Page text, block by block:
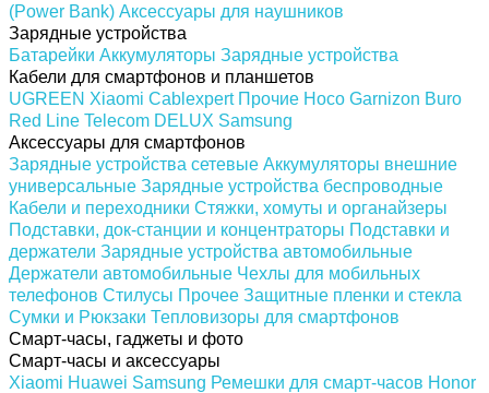
(Power Bank) Аксессуары для наушников
Зарядные устройства
Батарейки Аккумуляторы Зарядные устройства
Кабели для смартфонов и планшетов
UGREEN Xiaomi Cablexpert Прочие Hoco Garnizon Buro
Red Line Telecom DELUX Samsung
Аксессуары для смартфонов
Зарядные устройства сетевые Аккумуляторы внешние
универсальные Зарядные устройства беспроводные
Кабели и переходники Стяжки, хомуты и органайзеры
Подставки, док-станции и концентраторы Подставки и
держатели Зарядные устройства автомобильные
Держатели автомобильные Чехлы для мобильных
телефонов Стилусы Прочее Защитные пленки и стекла
Сумки и Рюкзаки Тепловизоры для смартфонов
Смарт-часы, гаджеты и фото
Смарт-часы и аксессуары
Xiaomi Huawei Samsung Ремешки для смарт-часов Honor